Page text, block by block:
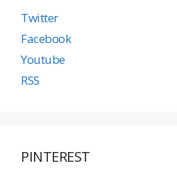
Twitter
Facebook
Youtube
RSS
PINTEREST